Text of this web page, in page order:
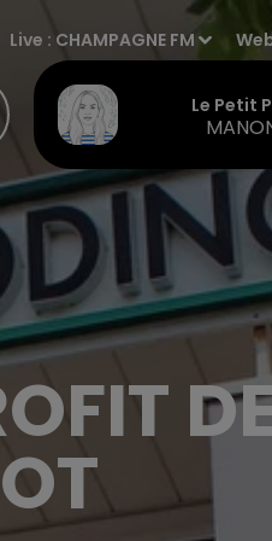
Live : CHAMPAGNE FM
Le Petit